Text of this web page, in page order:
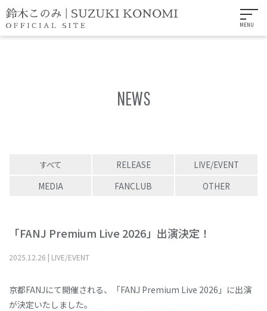
MENU
NEWS
すべて RELEASE
LIVE/EVENT
MEDIA
FANCLUB OTHER
「FANJ Premium Live 2026」出演決定！
2025.12.26 | LIVE/EVENT
京都FANJにて開催される、「FANJ Premium Live 2026」に出演
が決定いたしました。